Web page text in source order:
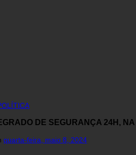
DE SEGURANÇA 24H,
quarta-feira, maio 8, 2024